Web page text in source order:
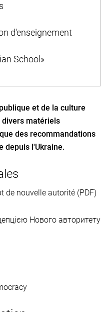
d'enseignement
School»
et de la culture
matériels
des recommandations
depuis l'Ukraine.
de nouvelle autorité
Нового авторитету